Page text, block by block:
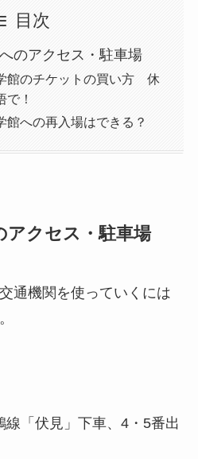
目次
のアクセス・駐車場
館のチケットの買い方 休
で！
館への再入場はできる？
アクセス・駐車場
通機関を使っていくには
線「伏見」下車、4・5番出